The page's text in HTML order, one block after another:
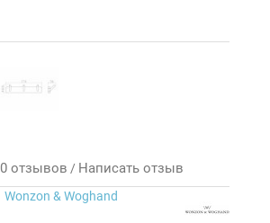
0 отзывов / Написать отзыв
Wonzon & Woghand